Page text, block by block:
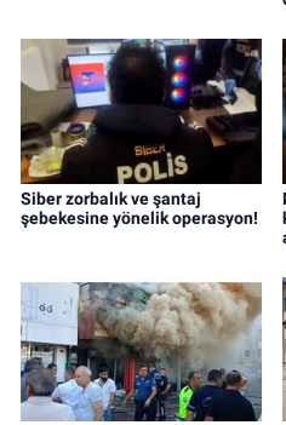
Siber zorbalık ve şantaj
şebekesine yönelik operasyon!